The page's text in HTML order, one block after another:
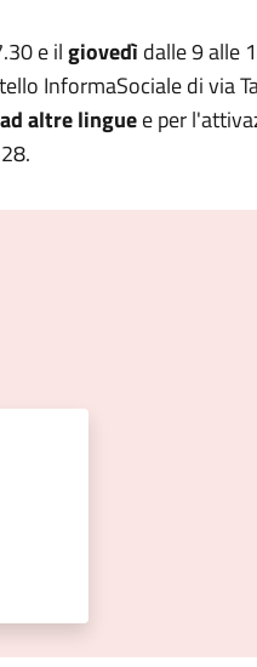
e ilgiovedì dalle 9 alle
InformaSociale di via
ad altre linguee per